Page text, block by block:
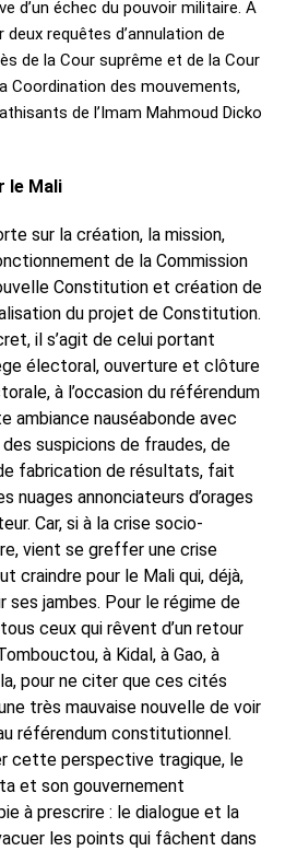
d’un échec du pouvoir militaire. A
deux requêtes d’annulation de
de la Cour suprême et de la Cour
Coordination des mouvements,
de l’Imam Mahmoud Dicko
le Mali
sur la création, la mission,
de la Commission
Constitution et création de
du projet de Constitution.
il s’agit de celui portant
électoral, ouverture et clôture
à l’occasion du référendum
ambiance nauséabonde avec
suspicions de fraudes, de
fabrication de résultats, fait
nuages annonciateurs d’orages
Car, si à la crise socio-
vient se greffer une crise
craindre pour le Mali qui, déjà,
jambes. Pour le régime de
ceux qui rêvent d’un retour
à Kidal, à Gao, à
pour ne citer que ces cités
très mauvaise nouvelle de voir
référendum constitutionnel.
cette perspective tragique, le
et son gouvernement
à prescrire : le dialogue et la
les points qui fâchent dans